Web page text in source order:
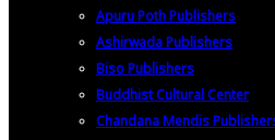
Apuru Poth Publishers
Ashirwada Publishers
Biso Publishers
Buddhist Cultural Center
Chandana Mendis